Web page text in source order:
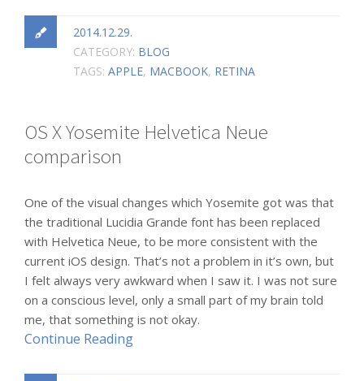
2014.12.29.
CATEGORY: BLOG
TAGS: APPLE, MACBOOK, RETINA
OS X Yosemite Helvetica Neue
comparison
One of the visual changes which Yosemite got was that
the traditional Lucidia Grande font has been replaced
with Helvetica Neue, to be more consistent with the
current iOS design. That’s not a problem in it’s own, but
I felt always very awkward when I saw it. I was not sure
on a conscious level, only a small part of my brain told
me, that something is not okay.
Continue Reading